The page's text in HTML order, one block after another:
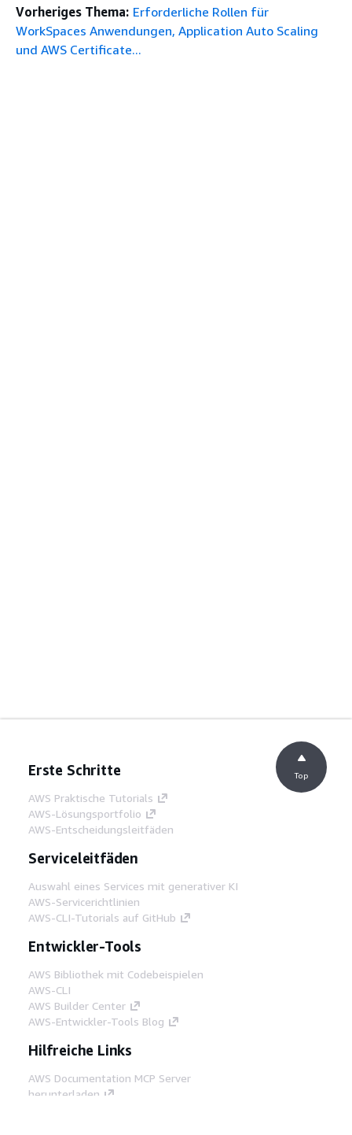
Vorheriges Thema: Erforderliche Rollen für
WorkSpaces Anwendungen, Application Auto Scaling
und AWS Certificate...
Erste Schritte
AWS Praktische Tutorials
AWS-Lösungsportfolio
AWS-Entscheidungsleitfäden
Serviceleitfäden
Auswahl eines Services mit generativer KI
AWS-Servicerichtlinien
AWS-CLI-Tutorials auf GitHub
Entwickler-Tools
AWS Bibliothek mit Codebeispielen
AWS-CLI
AWS Builder Center
AWS-Entwickler-Tools Blog
Hilfreiche Links
AWS Documentation MCP Server
herunterladen
Top